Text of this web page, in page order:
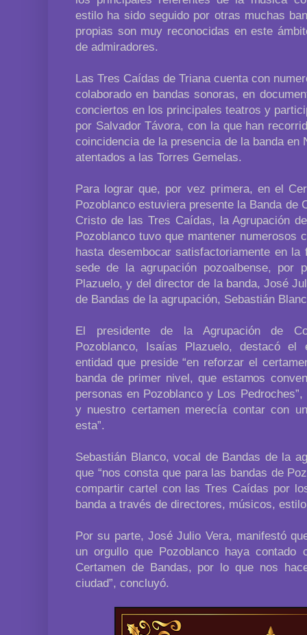
estilo ha sido seguido por otras muchas
propias son muy reconocidas en este
de admiradores.
Las Tres Caídas de Triana cuenta con
colaborado en bandas sonoras, en
conciertos en los principales teatros y
por Salvador Távora, con la que han
coincidencia de la presencia de la banda en
atentados a las Torres Gemelas.
Para lograr que, por vez primera, en el
Pozoblanco estuviera presente la Banda de
Cristo de las Tres Caídas, la Agrupación
Pozoblanco tuvo que mantener numerosos
hasta desembocar satisfactoriamente en
sede de la agrupación pozoalbense, por
Plazuelo, y del director de la banda, José
de Bandas de la agrupación, Sebastián
El presidente de la Agrupación de
Pozoblanco, Isaías Plazuelo, destacó
entidad que preside “en reforzar el
banda de primer nivel, que estamos
personas en Pozoblanco y Los
y nuestro certamen merecía contar con
esta”.
Sebastián Blanco, vocal de Bandas de la
que “nos consta que para las bandas de
compartir cartel con las Tres Caídas por
banda a través de directores, músicos,
Por su parte, José Julio Vera, manifestó
un orgullo que Pozoblanco haya contado
Certamen de Bandas, por lo que nos
ciudad”, concluyó.